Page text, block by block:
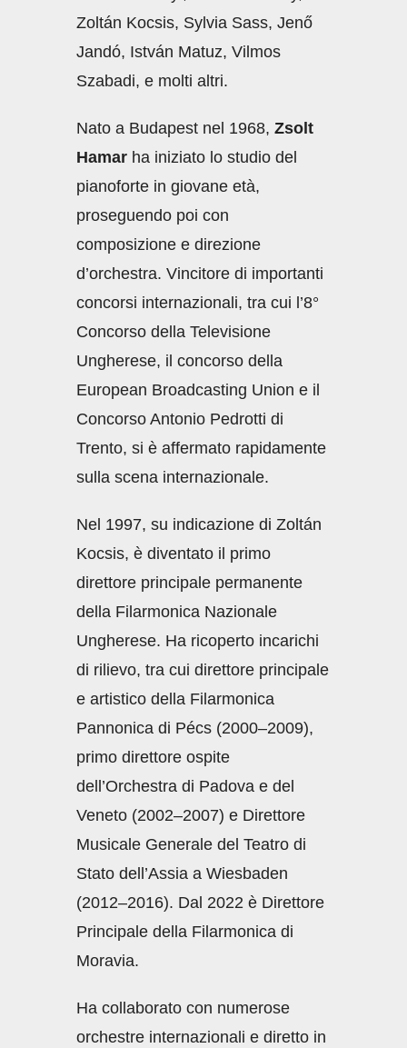
Zoltán Kocsis, Sylvia Sass, Jenő
Jandó, István Matuz, Vilmos
Szabadi, e molti altri.
Nato a Budapest nel 1968, Zsolt
Hamar ha iniziato lo studio del
pianoforte in giovane età,
proseguendo poi con
composizione e direzione
d’orchestra. Vincitore di importanti
concorsi internazionali, tra cui l’8°
Concorso della Televisione
Ungherese, il concorso della
European Broadcasting Union e il
Concorso Antonio Pedrotti di
Trento, si è affermato rapidamente
sulla scena internazionale.
Nel 1997, su indicazione di Zoltán
Kocsis, è diventato il primo
direttore principale permanente
della Filarmonica Nazionale
Ungherese. Ha ricoperto incarichi
di rilievo, tra cui direttore principale
e artistico della Filarmonica
Pannonica di Pécs (2000–2009),
primo direttore ospite
dell’Orchestra di Padova e del
Veneto (2002–2007) e Direttore
Musicale Generale del Teatro di
Stato dell’Assia a Wiesbaden
(2012–2016). Dal 2022 è Direttore
Principale della Filarmonica di
Moravia.
Ha collaborato con numerose
orchestre internazionali e diretto in